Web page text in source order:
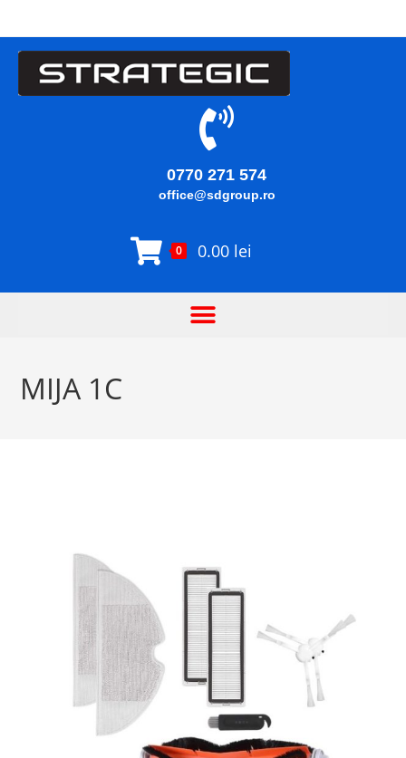
0770 271 574
office@sdgroup.ro
0 0.00 lei
MIJA 1C